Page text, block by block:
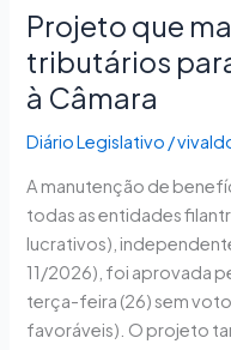
Projeto que
tributários
à Câmara
Diário Legislativo /
A manutenção de
todas as entidades
lucrativos),
11/2026), foi aprovada
terça-feira (26) sem
favoráveis). O projeto
à
Câmara